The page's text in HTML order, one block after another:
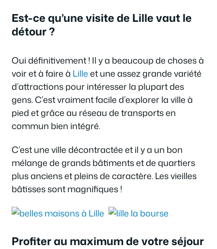
Est-ce qu’une visite de Lille vaut le
détour ?
Oui définitivement ! Il y a beaucoup de choses à
voir et à faire à Lilleet une assez grande variété
d’attractions pour intéresser la plupart des
gens. C’est vraiment facile d’explorer la ville à
pied et grâce au réseau de transports en
commun bien intégré.
C’est une ville décontractée et il y a un bon
mélange de grands bâtiments et de quartiers
plus anciens et pleins de caractère. Les vieilles
bâtisses sont magnifiques !
Profiter au maximum de votre séjour